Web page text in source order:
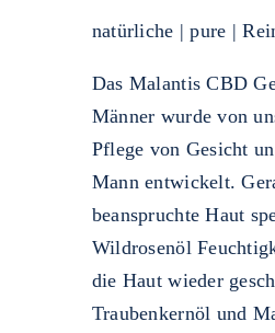
natürliche | pure |
Das Malantis CBD
Männer wurde von
Pflege von Gesicht
Mann entwickelt.
beanspruchte Haut
Wildrosenöl
die Haut wieder
Traubenkernöl und